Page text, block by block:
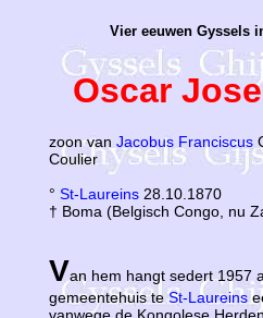
Vier eeuwen Gyssels
Oscar
zoon van Jacobus Franciscus
Coulier
° St-Laureins28.10.1870
† Boma (Belgisch Congo, nu
Van hem hangt sedert 1957
gemeentehuis teSt-Laureins
vanwege de Kongolese